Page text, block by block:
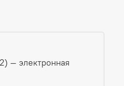
— электронная